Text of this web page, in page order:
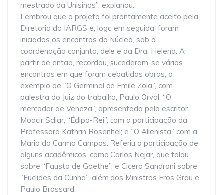
mestrado da Unisinos”, explanou.
Lembrou que o projeto foi prontamente aceito pela
Diretoria do IARGS e, logo em seguida, foram
iniciados os encontros do Núcleo, sob a
coordenação conjunta, dele e da Dra. Helena. A
partir de então, recordou, sucederam-se vários
encontros em que foram debatidas obras, a
exemplo de “O Germinal de Emile Zola”, com
palestra do Juiz do trabalho, Paulo Orval; “O
mercador de Veneza”, apresentado pelo escritor
Moacir Scliar; “Édipo-Rei”, com a participação da
Professora Kathrin Rosenfiel; e “O Alienista” com a
Maria do Carmo Campos. Referiu a participação de
alguns acadêmicos, como Carlos Nejar, que falou
sobre “Fausto de Goethe”; e Cicero Sandroni sobre
“Euclides da Cunha”, além dos Ministros Eros Grau e
Paulo Brossard.